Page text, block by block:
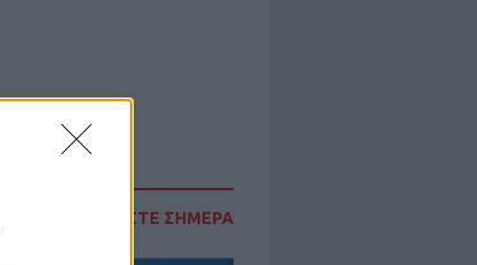
ΔΙΑΒΑΣΤΕ ΣΗΜΕΡΑ